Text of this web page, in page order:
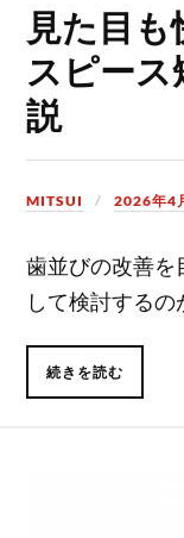
見た目
スピース
説
MITSUI 2026年4
歯並びの改善を
して検討するの
続きを読む